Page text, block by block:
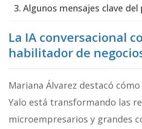
Algunos mensajes clave del
La IA conversacional
habilitador de
Mariana Álvarez destacó
Yalo está transformando las
microempresarios y grandes